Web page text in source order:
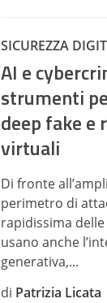
SICUREZZA
AI e
strumenti
deep fake e
virtuali
Di fronte
perimetro di
rapidissima
usano anche
generativa,...
di Patrizia Licata